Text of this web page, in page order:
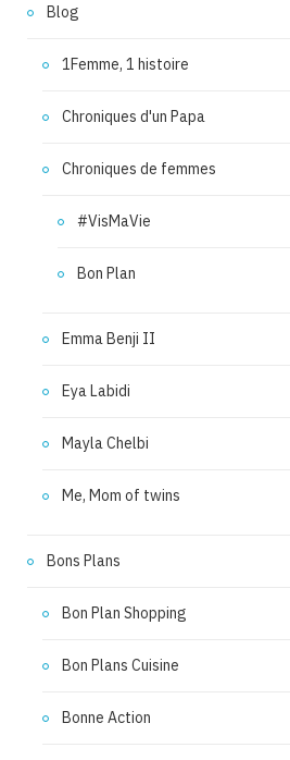
Blog
1Femme, 1 histoire
Chroniques d'un Papa
Chroniques de femmes
#VisMaVie
Bon Plan
Emma Benji II
Eya Labidi
Mayla Chelbi
Me, Mom of twins
Bons Plans
Bon Plan Shopping
Bon Plans Cuisine
Bonne Action